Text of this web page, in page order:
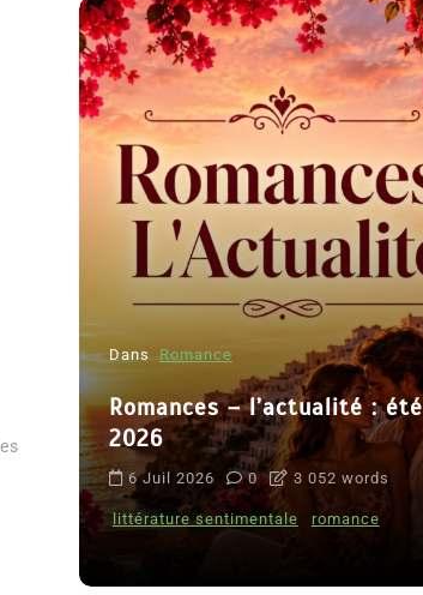
Dans Romance
Romances – l’actualité : été
2026
6 Juil 2026 0 3 052 words
littérature sentimentale romance